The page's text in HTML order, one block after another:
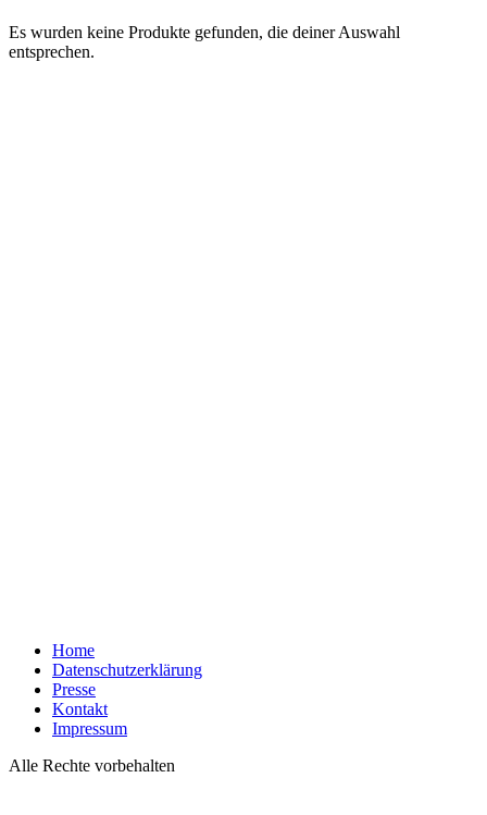
Es wurden keine Produkte gefunden, die deiner Auswahl
entsprechen.
Home
Datenschutzerklärung
Presse
Kontakt
Impressum
Alle Rechte vorbehalten